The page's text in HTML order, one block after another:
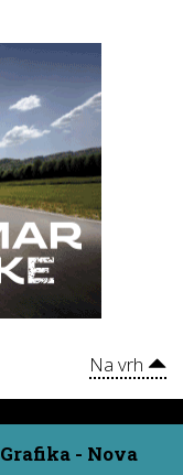
Na vrh
Grafika - Nova